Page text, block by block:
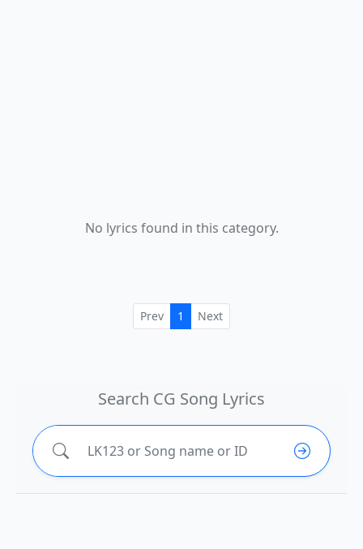
No lyrics found in this category.
Prev 1 Next
Search CG Song Lyrics